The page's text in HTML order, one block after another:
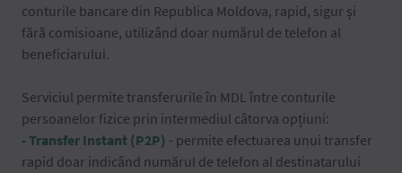
conturile bancare din Republica Moldova, rapid, sigur și
fără comisioane, utilizând doar numărul de telefon al
beneficiarului.
Serviciul permite transferurile în MDL între conturile
persoanelor fizice prin intermediul câtorva opțiuni:
- Transfer Instant (P2P) - permite efectuarea unui transfer
rapid doar indicând numărul de telefon al destinatarului